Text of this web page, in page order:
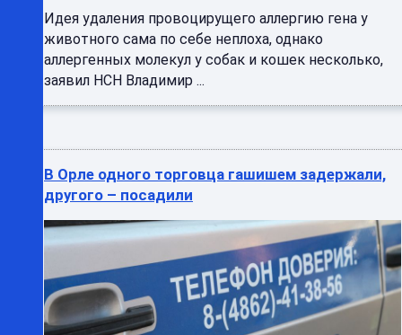
Идея удаления провоцирущего аллергию гена у
животного сама по себе неплоха, однако
аллергенных молекул у собак и кошек несколько,
заявил НСН Владимир ...
В Орле одного торговца гашишем задержали,
другого – посадили